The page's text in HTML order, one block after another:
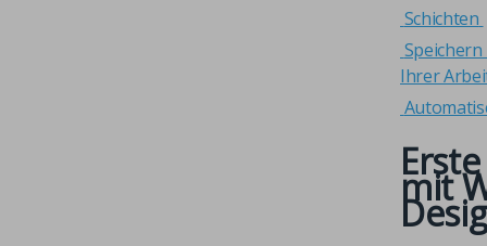
Schichten
Ihrer
mit